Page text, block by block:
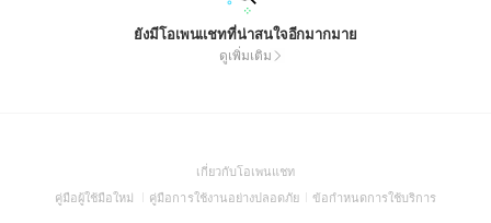
ยังมีโอเพนแชทที่น่าสนใจอีกมากมาย
ดูเพิ่มเติม
เกี่ยวกับโอเพนแชท(Open
in
คู่มือผู้ใช้มือใหม่
(Open
คู่มือการใช้งานอย่างปลอดภัย(Open
ข้อกำหนดการใช้บริการ(Open